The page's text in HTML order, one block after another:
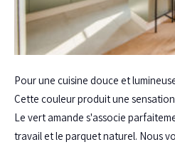
Pour une cuisine douce et
Cette couleur produit une
Le vert amande s'associe
travail et le parquet naturel. Nous